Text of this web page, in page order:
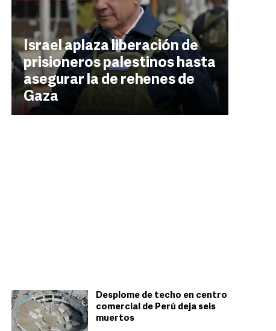
Israel aplaza liberación de
prisioneros palestinos hasta
asegurar la de rehenes de
Gaza
Desplome de techo en centro
comercial de Perú deja seis
muertos